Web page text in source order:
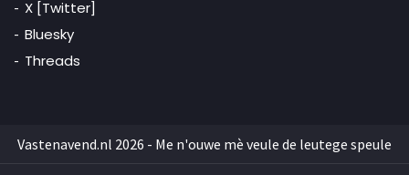
X [Twitter]
Bluesky
Threads
Vastenavend.nl 2026 - Me n'ouwe mè veule de leutege speule